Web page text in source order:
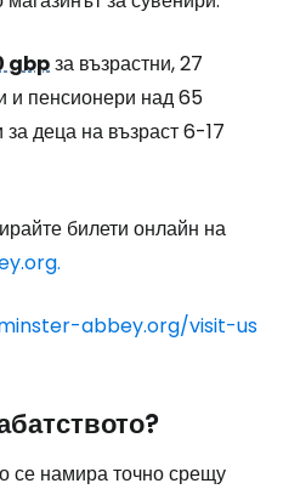
gbpза възрастни, 27
и пенсионери над 65
за деца на възраст 6-17
билети онлайн на
abbey.org/visit-us
се намира точно срещу